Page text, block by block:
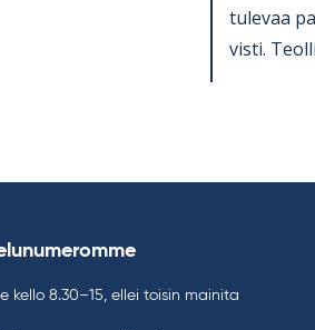
tu­le­vaa
visti.
kello 8.30–15, ellei toisin mainita